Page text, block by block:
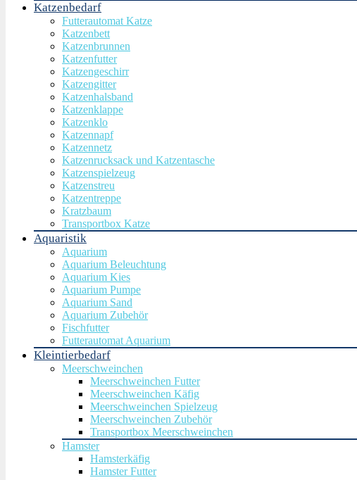
Katzenbedarf
Futterautomat Katze
Katzenbett
Katzenbrunnen
Katzenfutter
Katzengeschirr
Katzengitter
Katzenhalsband
Katzenklappe
Katzenklo
Katzennapf
Katzennetz
Katzenrucksack und Katzentasche
Katzenspielzeug
Katzenstreu
Katzentreppe
Kratzbaum
Transportbox Katze
Aquaristik
Aquarium
Aquarium Beleuchtung
Aquarium Kies
Aquarium Pumpe
Aquarium Sand
Aquarium Zubehör
Fischfutter
Futterautomat Aquarium
Kleintierbedarf
Meerschweinchen
Meerschweinchen Futter
Meerschweinchen Käfig
Meerschweinchen Spielzeug
Meerschweinchen Zubehör
Transportbox Meerschweinchen
Hamster
Hamsterkäfig
Hamster Futter